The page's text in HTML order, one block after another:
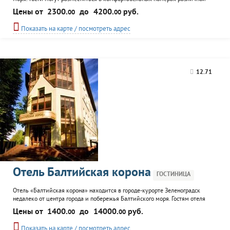
категории. К услугам гостей работает ресторан локальной кухни, где можно
попробовать блюда из местных продуктов и улова. Гостям предоставляется
завтрак "Шведский стол". На территории отеля находятся бассейн,
коктейль-бар...
Цены от 2300.00 до 4200.00 руб.
Показать на карте / посмотреть адрес
12.71
Отель Балтийская корона ГОСТИНИЦА
Отель «Балтийская корона» находится в городе-курорте Зеленоградск
недалеко от центра города и побережья Балтийского моря. Гостям отеля
предлагаются 29 номеров со всеми удобствами, ресторан, бар, сауна,
беседка для приготовления барбекю с камином, организация экскурсий в
Калининград, детская игровая комната и просторная парковка. Есть
Цены от 1400.00 до 14000.00 руб.